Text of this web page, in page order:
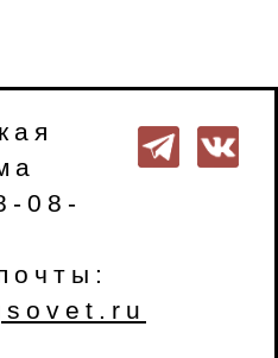
08-